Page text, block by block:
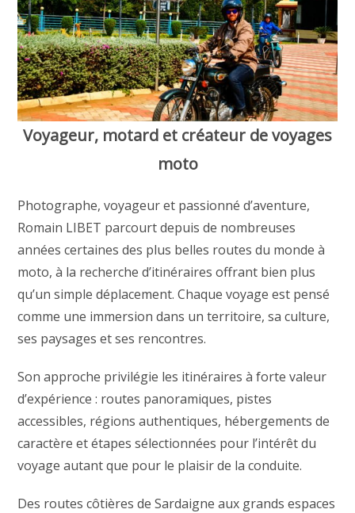
Voyageur, motard et créateur de voyages
moto
Photographe, voyageur et passionné d’aventure,
Romain LIBET parcourt depuis de nombreuses
années certaines des plus belles routes du monde à
moto, à la recherche d’itinéraires offrant bien plus
qu’un simple déplacement. Chaque voyage est pensé
comme une immersion dans un territoire, sa culture,
ses paysages et ses rencontres.
Son approche privilégie les itinéraires à forte valeur
d’expérience : routes panoramiques, pistes
accessibles, régions authentiques, hébergements de
caractère et étapes sélectionnées pour l’intérêt du
voyage autant que pour le plaisir de la conduite.
Des routes côtières de Sardaigne aux grands espaces